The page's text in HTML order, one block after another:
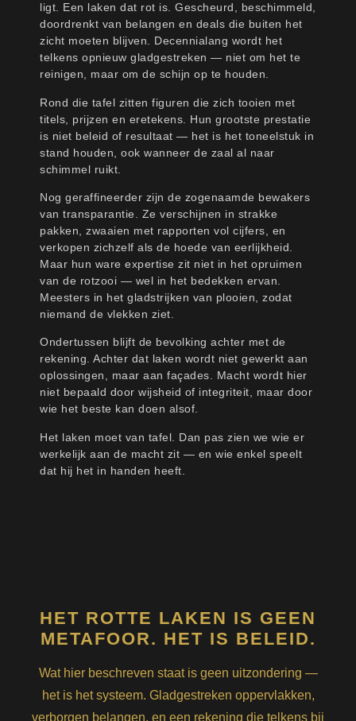
ligt. Een laken dat rot is. Gescheurd, beschimmeld,
doordrenkt van belangen en deals die buiten het
zicht moeten blijven. Decennialang wordt het
telkens opnieuw gladgestreken — niet om het te
reinigen, maar om de schijn op te houden.
Rond die tafel zitten figuren die zich tooien met
titels, prijzen en eretekens. Hun grootste prestatie
is niet beleid of resultaat — het is het toneelstuk in
stand houden, ook wanneer de zaal al naar
schimmel ruikt.
Nog geraffineerder zijn de zogenaamde bewakers
van transparantie. Ze verschijnen in strakke
pakken, zwaaien met rapporten vol cijfers, en
verkopen zichzelf als de hoede van eerlijkheid.
Maar hun ware expertise zit niet in het opruimen
van de rotzooi — wel in het bedekken ervan.
Meesters in het gladstrijken van plooien, zodat
niemand de vlekken ziet.
Ondertussen blijft de bevolking achter met de
rekening. Achter dat laken wordt niet gewerkt aan
oplossingen, maar aan façades. Macht wordt hier
niet bepaald door wijsheid of integriteit, maar door
wie het beste kan doen alsof.
Het laken moet van tafel. Dan pas zien we wie er
werkelijk aan de macht zit — en wie enkel speelt
dat hij het in handen heeft.
HET ROTTE LAKEN IS GEEN
METAFOOR. HET IS BELEID.
Wat hier beschreven staat is geen uitzondering —
het is het systeem. Gladgestreken oppervlakken,
verborgen belangen, en een rekening die telkens bij